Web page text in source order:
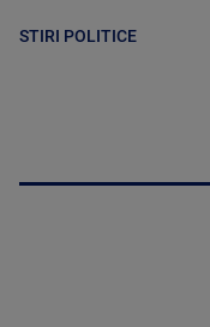
STIRI POLITICE